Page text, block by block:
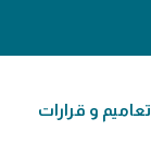
تعاميم و قرارات